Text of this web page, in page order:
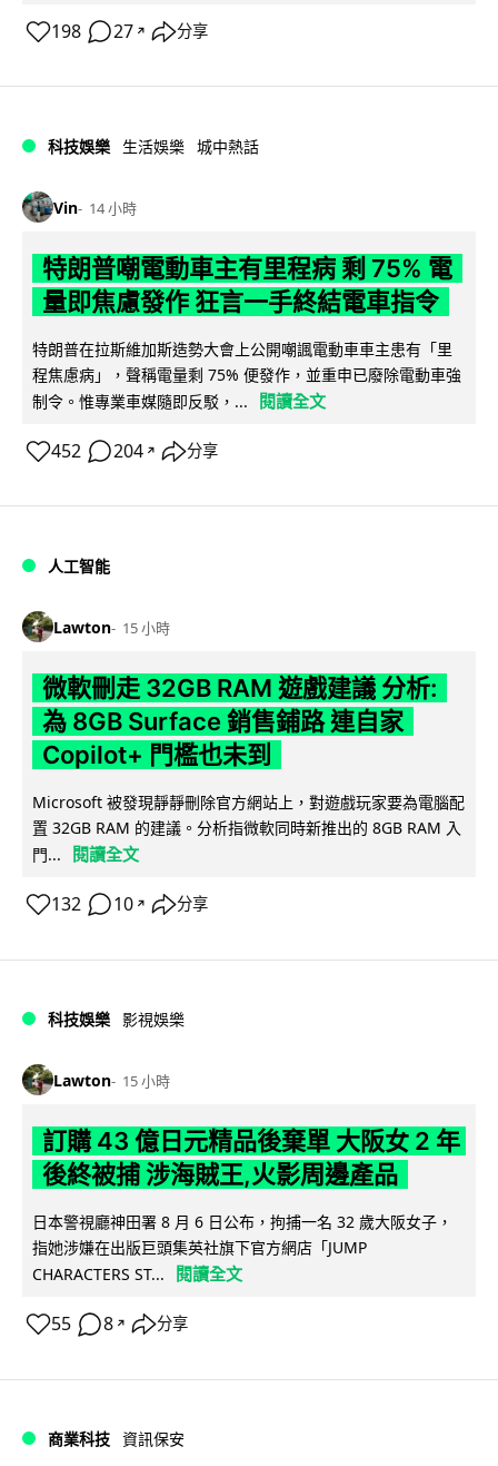
198 27 ↗ 分享
科技娛樂 生活娛樂 城中熱話
Vin 14 小時
特朗普嘲電動車主有里程病 剩 75% 電
量即焦慮發作 狂言一手終結電車指令
特朗普在拉斯維加斯造勢大會上公開嘲諷電動車車主患有「里
程焦慮病」，聲稱電量剩 75% 便發作，並重申已廢除電動車強
制令。惟專業車媒隨即反駁，...
閱讀全文
452 204 ↗ 分享
人工智能
Lawton 15 小時
微軟刪走 32GB RAM 遊戲建議 分析:
為 8GB Surface 銷售鋪路 連自家
Copilot+ 門檻也未到
Microsoft 被發現靜靜刪除官方網站上，對遊戲玩家要為電腦配
置 32GB RAM 的建議。分析指微軟同時新推出的 8GB RAM 入
門...
閱讀全文
132 10 ↗ 分享
科技娛樂 影視娛樂
Lawton 15 小時
訂購 43 億日元精品後棄單 大阪女 2 年
後終被捕 涉海賊王,火影周邊產品
日本警視廳神田署 8 月 6 日公布，拘捕一名 32 歲大阪女子，
指她涉嫌在出版巨頭集英社旗下官方網店「JUMP
CHARACTERS ST...
閱讀全文
55 8 ↗ 分享
商業科技 資訊保安